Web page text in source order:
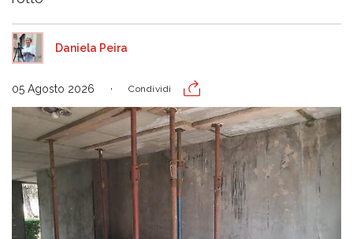
Daniela Peira
05 Agosto 2026 Condividi